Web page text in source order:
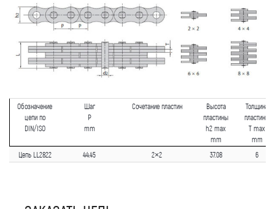
Обозначение
цепи по
DIN/ISO
Шаг
P
mm
Сочетание пластин
Высота
пластины
h2 max
mm
Толщина
пластины
T max
mm
Цепь LL2822
44.45 2×2 37.08 6